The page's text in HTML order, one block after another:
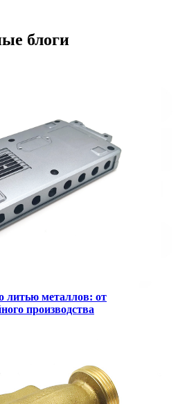
блоги
литью металлов: от
производства